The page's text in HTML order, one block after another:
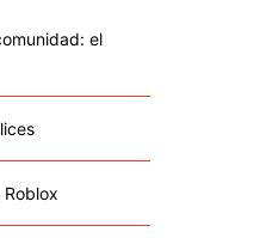
el